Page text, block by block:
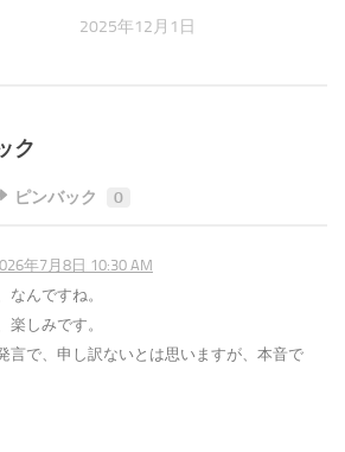
2025年12月1日
ク
ピンバック 0
年7月8日 10:30 AM
なんですね。
楽しみです。
言で、申し訳ないとは思いますが、本音で